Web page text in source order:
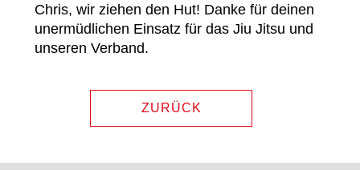
Chris, wir ziehen den Hut! Danke für deinen
unermüdlichen Einsatz für das Jiu Jitsu und
unseren Verband.
ZURÜCK